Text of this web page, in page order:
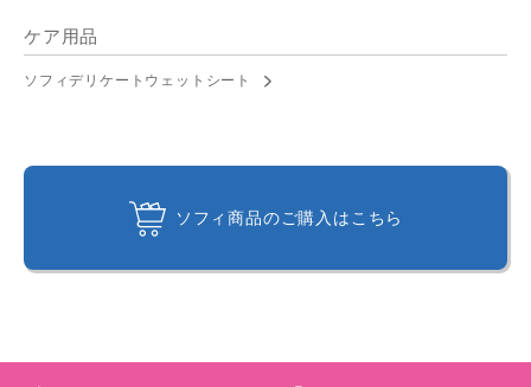
ケア用品
ソフィデリケートウェットシート
ソフィ商品のご購入はこちら